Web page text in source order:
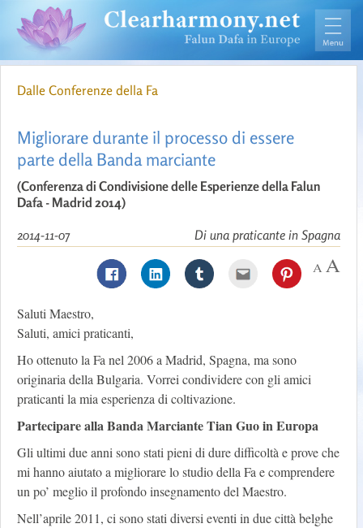
Dalle Conferenze della Fa
Migliorare durante il processo di essere
parte della Banda marciante
(Conferenza di Condivisione delle Esperienze della Falun
Dafa - Madrid 2014)
Di una praticante in Spagna
2014-11-07
Saluti Maestro,
Saluti, amici praticanti,
Ho ottenuto la Fa nel 2006 a Madrid, Spagna, ma sono
originaria della Bulgaria. Vorrei condividere con gli amici
praticanti la mia esperienza di coltivazione.
Partecipare alla Banda Marciante Tian Guo in Europa
Gli ultimi due anni sono stati pieni di dure difficoltà e prove che
mi hanno aiutato a migliorare lo studio della Fa e comprendere
un po’ meglio il profondo insegnamento del Maestro.
Nell’aprile 2011, ci sono stati diversi eventi in due città belghe